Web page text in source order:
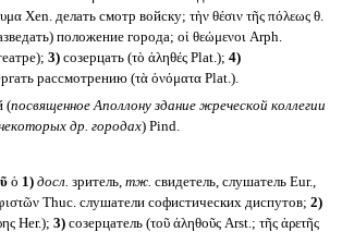
Xen. делать смотр войску; τὴν θέσιν τῆς πόλεως θ.
положение города; οἱ θεώμενοι Arph.
3)созерцать (τὸ ἀληθές Plat.); 4)
рассмотрению (τὰ ὀνόματα Plat.).
(посвященное Аполлону здание жреческой коллегии
др. городах) Pind.
ὁ 1) досл. зритель, тж. свидетель, слушатель Eur.,
Thuc. слушатели софистических диспутов; 2)
Her.); 3)созерцатель (τοῦ ἀληθοῦς Arst.; τῆς ἀρετῆς